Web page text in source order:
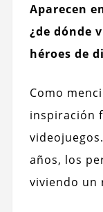
Aparecen
¿de dónde
héroes de
Como
inspiración
videojuegos.
años, los
viviendo un